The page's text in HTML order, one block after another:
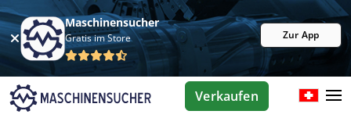
Maschinensucher
Gratis im Store Zur App
Verkaufen